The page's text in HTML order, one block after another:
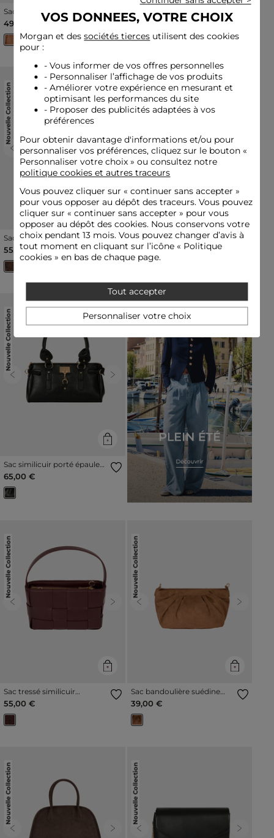
Sac franges suédine beige
femme
49,00 €
Sac pochette à franges
ivoire femme
39,00 €
Nouvelle Collection
Previous Next
Sac porté épaule
multicolore femme
55,00 €
Nouvelle Collection
Previous Next
Sac cabas tressé noir
femme
65,00 €
Nouvelle Collection
Previous Next
Sac similicuir porté épaule
noir femme
65,00 €
Nouvelle Collection
Previous Next
Sac tressé similicuir
bordeaux femme
55,00 €
Nouvelle Collection
Previous Next
Sac bandoulière suédine
marron cognac femme
39,00 €
Nouvelle Collection
Previous Next
Nouvelle Collection
Previous Next
VOS DONNEES, VOTRE CHOIX
Morgan et dessociétés tierces utilisent des cookies
pour :
- Vous informer de vos offres personnelles
- Personnaliser l’affichage de vos produits
- Améliorer votre expérience en mesurant et
optimisant les performances du site
- Proposer des publicités adaptées à vos
préférences
Pour obtenir davantage d'informations et/ou pour
personnaliser vos préférences, cliquez sur le bouton «
Personnaliser votre choix » ou consultez notre
politique cookies et autres traceurs
Vous pouvez cliquer sur « continuer sans accepter»
pour vous opposer au dépôt des traceurs. Vous pouvez
cliquer sur « continuer sans accepter » pour vous
opposer au dépôt des cookies. Nous conservons votre
choix pendant 13 mois. Vous pouvez changer d’avis à
tout moment en cliquant sur l’icône « Politique
cookies » en bas de chaque page.
Tout accepter
Personnaliser votre choix